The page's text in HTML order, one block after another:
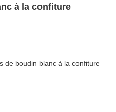
à la confiture